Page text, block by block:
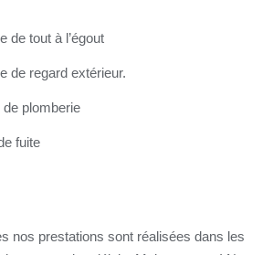
de tout à l’égout
de regard extérieur.
de plomberie
fuite
nos prestations sont réalisées dans les